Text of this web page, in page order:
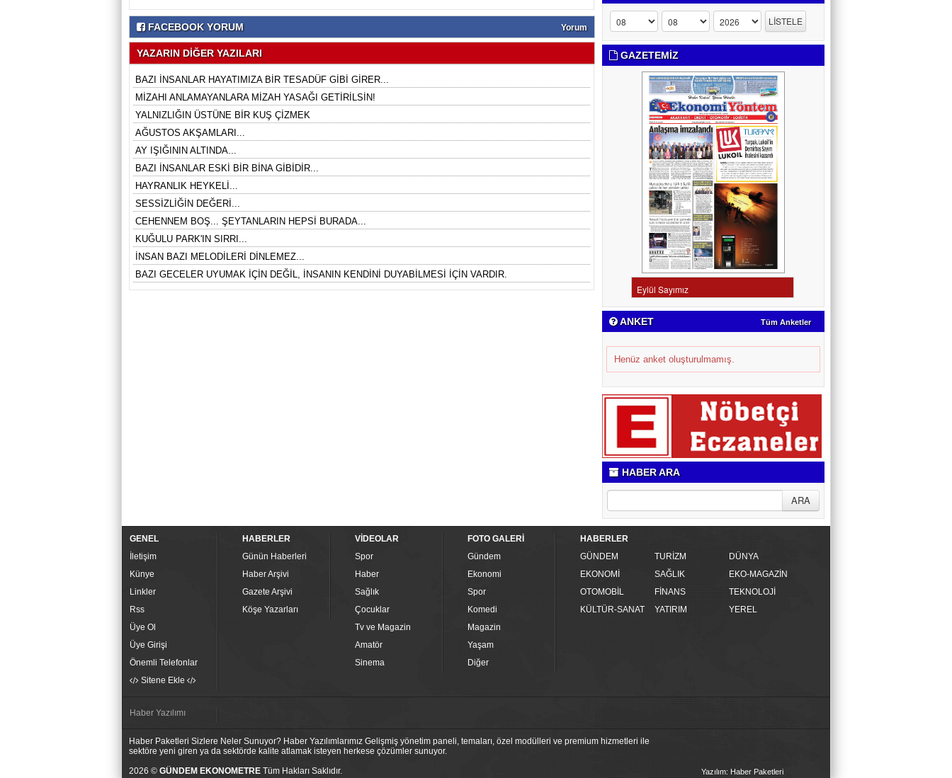
FACEBOOK YORUM Yorum
YAZARIN DİĞER YAZILARI
BAZI İNSANLAR HAYATIMIZA BİR TESADÜF GİBİ GİRER...
MİZAHI ANLAMAYANLARA MİZAH YASAĞI GETİRİLSİN!
YALNIZLIĞIN ÜSTÜNE BİR KUŞ ÇİZMEK
AĞUSTOS AKŞAMLARI...
AY IŞIĞININ ALTINDA...
BAZI İNSANLAR ESKİ BİR BİNA GİBİDİR...
HAYRANLIK HEYKELİ...
SESSİZLİĞİN DEĞERİ...
CEHENNEM BOŞ... ŞEYTANLARIN HEPSİ BURADA...
KUĞULU PARK'IN SIRRI...
İNSAN BAZI MELODİLERİ DİNLEMEZ...
BAZI GECELER UYUMAK İÇİN DEĞİL, İNSANIN KENDİNİ DUYABİLMESİ İÇİN VARDIR.
GAZETEMİZ
ANKET Tüm Anketler
Henüz anket oluşturulmamış.
HABER ARA
GENEL
İletişim
Künye
Linkler
Rss
Üye Ol
Üye Girişi
Önemli Telefonlar
Sitene Ekle
HABERLER
Günün Haberleri
Haber Arşivi
Gazete Arşivi
Köşe Yazarları
VİDEOLAR
Spor
Haber
Sağlık
Çocuklar
Tv ve Magazin
Amatör
Sinema
FOTO GALERİ
Gündem
Ekonomi
Spor
Komedi
Magazin
Yaşam
Diğer
HABERLER
GÜNDEM
TURİZM
DÜNYA
EKONOMİ
SAĞLIK
EKO-MAGAZİN
OTOMOBİL
FİNANS
TEKNOLOJİ
KÜLTÜR-SANAT
YATIRIM YEREL
Haber Yazılımı
Haber Paketleri Sizlere Neler Sunuyor? Haber Yazılımlarımız Gelişmiş yönetim paneli, temaları, özel modülleri ve premium hizmetleri ile
sektöre yeni giren ya da sektörde kalite atlamak isteyen herkese çözümler sunuyor.
2026 © GÜNDEM EKONOMETRE Tüm Hakları Saklıdır. Yazılım: Haber Paketleri